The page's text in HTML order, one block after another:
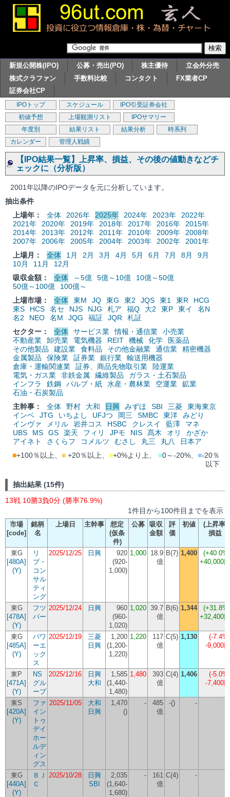
新規公開株(IPO) 公募・売出(PO) 株主優待
立会外分売
株式クラファン
手数料比較 コンタクト
FX業者CP
証券会社CP
IPOトップ スケジュール
IPO引受証券会社
初値予想
上場観測リスト
IPOサマリー
年度別
結果リスト 結果分析
時系列
カレンダー
管理人戦績
【IPO結果一覧】上昇率、損益、その後の値動きなどチ
ェックに（分析版）
2001年以降のIPOデータを元に分析しています。
抽出条件
上場年：
全体 2026年 2025年 2024年 2023年
2022年
2021年
2020年 2019年 2018年 2017年 2016年
2015年
2014年
2013年 2012年 2011年 2010年 2009年
2008年
2007年
2006年 2005年 2004年 2003年 2002年
2001年
上場月：
全体 1月 2月 3月 4月 5月 6月 7月 8月
9月
10月
11月
12月
吸収金額：
全体 ～5億 5億～10億
10億～50億
50億～100億
100億～
上場市場：
全体 東M JQ 東G 東2 JQS 東1 東R
HCG
東S
HCS 名セ NJS NJG 札ア 福Q 大2 東P 東イ
名N
名2
NEO 名M JQG 福証 JQR
札証
セクター：
全体 サービス業 情報・通信業
小売業
不動産業
卸売業 電気機器 REIT 機械 化学
医薬品
その他製品
建設業 食料品 その他金融業 通信業
精密機器
金属製品
保険業 証券業 銀行業
輸送用機器
倉庫・運輸関連業
証券、商品先物取引業
陸運業
電気・ガス業
非鉄金属 繊維製品
ガラス・土石製品
インフラ
鉄鋼 パルプ・紙 水産・農林業 空運業
鉱業
石油・石炭製品
主幹事：
全体 野村 大和 日興 みずほ SBI 三菱
東海東京
インベ
JTG いちよし UFJつ 岡三 SMBC 東洋
みどり
インヴァ
メリル 岩井コス HSBC クレスイ 藍澤
マネ
UBS
MS GS 楽天 フィリ JPモ NIS 髙木 オリ
かざか
アイネト
さくらフ コメルツ むさし 丸三 丸八
日本ア
■+100％以上、 ■ +20％以上、 ■+0%より上、 ■0～-20%、 ■-20％
以下
抽出結果 (15件)
13戦 10勝3負0分 (勝率76.9%)
1件目から100件目までを表示
市場
[code]
銘柄
名
上場日 主幹事
想定
(仮条
件)
公募 吸収
金額
評
価
初値
(上昇率)
損益
東G
[480A]
(Y)
リ
ブ・
コン
サル
ティ
ング
2025/12/25 日興
920
(920-
1,000)
1,000 18.9
億
B(7) 1,400
(+40.0%)
+40,000円
東G
[478A]
(Y)
フツ
パー
2025/12/24 日興
960
(960-
1,020)
1,020 39.7
億
B(6) 1,344
(+31.8%)
+32,400円
東G
[485A]
(Y)
パワ
ーエ
ック
ス
2025/12/19
三菱
日興
1,200
(1,200-
1,220)
1,220
117
億
C(5) 1,130
(-7.4%)
-9,000円
東P
[471A]
(Y)
NS
グル
ープ
2025/12/16
日興
大和
1,585
(1,440-
1,480)
1,480
393
億
C(4) 1,406
(-5.0%)
-7,400円
東S
[420A]
(Y)
ファ
イン
トゥ
デイ
ホー
ルデ
ィン
グス
2025/11/05
大和
日興
1,470
()
-
485
億
-() -
東G
[440A]
(Y)
ＢＪ
Ｃ
2025/10/28
日興
SBI
2,035
(1,640-
1,680)
-
161
億
C(4) -